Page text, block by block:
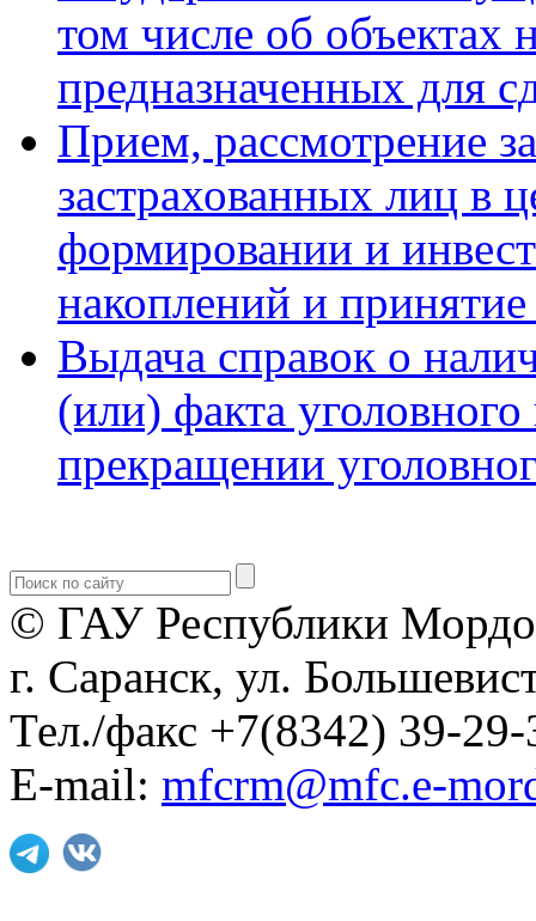
том числе об
предназначенных для
Прием, рассмотрение
застрахованных лиц в
формировании и
накоплений и
Выдача справок о
(или) факта
прекращении
© ГАУ Республики
г. Саранск, ул.
Тел./факс +7(8342) 39-29-
E-mail: mfcrm@mfc.e-